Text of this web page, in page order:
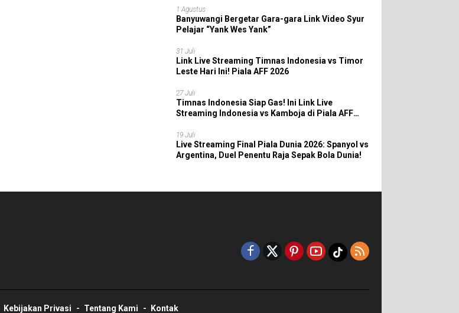
1 Agustus
Banyuwangi Bergetar Gara-gara Link Video Syur
Pelajar “Yank Wes Yank”
31 Juli
Link Live Streaming Timnas Indonesia vs Timor
Leste Hari Ini! Piala AFF 2026
27 Juli
Timnas Indonesia Siap Gas! Ini Link Live
Streaming Indonesia vs Kamboja di Piala AFF
19 Juli
Live Streaming Final Piala Dunia 2026: Spanyol vs
Argentina, Duel Penentu Raja Sepak Bola Dunia!
Kebijakan Privasi Tentang Kami Kontak